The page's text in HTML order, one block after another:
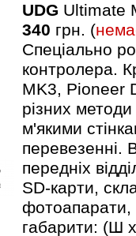
UDG Ultimate
340 грн. (
Спеціально
контролера.
MK3, Pioneer
різних
м'якими
перевезенні.
передніх
SD-карти,
фотоапарати,
габарити: (Ш